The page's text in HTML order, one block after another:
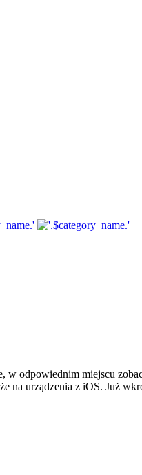
w odpowiednim miejscu
na urządzenia z iOS. Już